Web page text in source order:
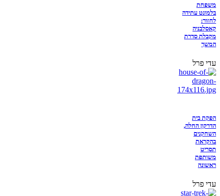
משפחת
בלמונט עתידה
לחזור:
קאסלבניה
מקבלת סדרת
המשך
עדי פרל
הפקת בית
הדרקון החלה,
השחקנים
בהקראת
תסריט
משותפת
ראשונה
עדי פרל